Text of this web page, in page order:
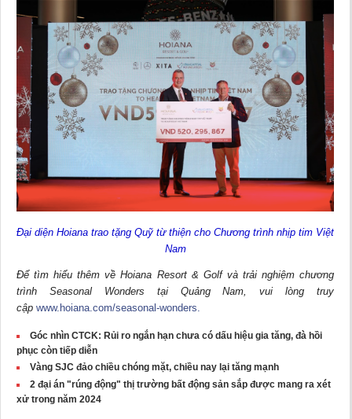
Đại diện Hoiana trao tặng Quỹ từ thiện cho Chương trình nhịp tim Việt
Nam
Để tìm hiểu thêm về Hoiana Resort & Golf và trải nghiệm chương
trình Seasonal Wonders tại Quảng Nam, vui lòng truy
cập www.hoiana.com/seasonal-wonders
Góc nhìn CTCK: Rủi ro ngắn hạn chưa có dấu hiệu gia tăng, đà hồi
phục còn tiếp diễn
Vàng SJC đảo chiều chóng mặt, chiều nay lại tăng mạnh
2 đại án "rúng động" thị trường bất động sản sắp được mang ra xét
xử trong năm 2024